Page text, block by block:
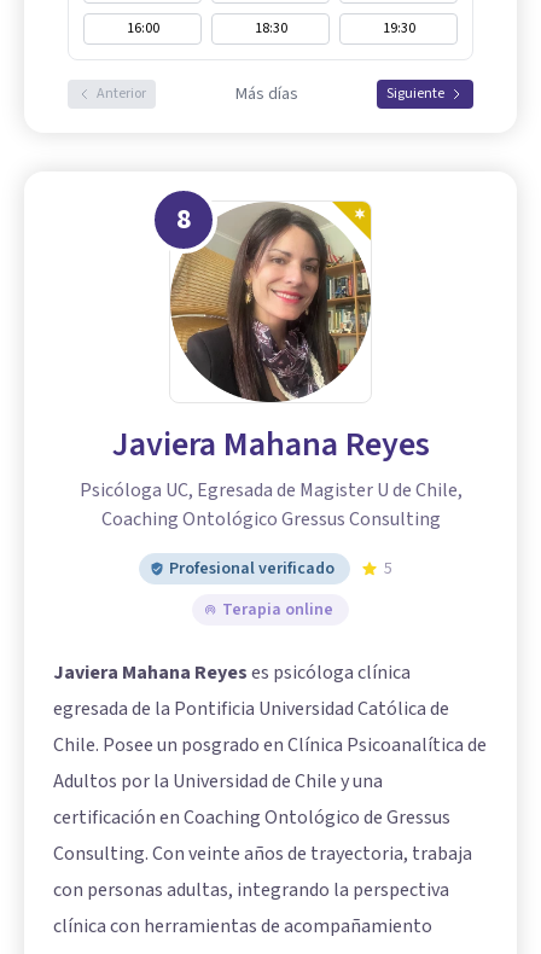
16:00
18:30 19:30
Anterior Más días Siguiente
8
Javiera Mahana Reyes
Psicóloga UC, Egresada de Magister U de Chile,
Coaching Ontológico Gressus Consulting
Profesional verificado
5
Terapia online
Javiera Mahana Reyeses psicóloga clínica
egresada de la Pontificia Universidad Católica de
Chile. Posee un posgrado en Clínica Psicoanalítica de
Adultos por la Universidad de Chile y una
certificación en Coaching Ontológico de Gressus
Consulting. Con veinte años de trayectoria, trabaja
con personas adultas, integrando la perspectiva
clínica con herramientas de acompañamiento